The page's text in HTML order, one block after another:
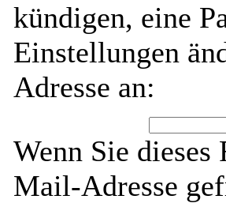
kündigen, eine
Einstellungen
Adresse an:
Wenn Sie
Mail-Adresse